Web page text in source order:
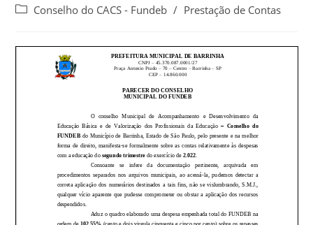
Conselho do CACS - Fundeb / Prestação de Contas